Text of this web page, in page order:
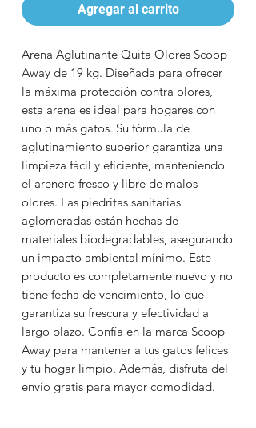
Agregar al carrito
Arena Aglutinante Quita Olores Scoop
Away de 19 kg. Diseñada para ofrecer
la máxima protección contra olores,
esta arena es ideal para hogares con
uno o más gatos. Su fórmula de
aglutinamiento superior garantiza una
limpieza fácil y eficiente, manteniendo
el arenero fresco y libre de malos
olores. Las piedritas sanitarias
aglomeradas están hechas de
materiales biodegradables, asegurando
un impacto ambiental mínimo. Este
producto es completamente nuevo y no
tiene fecha de vencimiento, lo que
garantiza su frescura y efectividad a
largo plazo. Confía en la marca Scoop
Away para mantener a tus gatos felices
y tu hogar limpio. Además, disfruta del
envío gratis para mayor comodidad.